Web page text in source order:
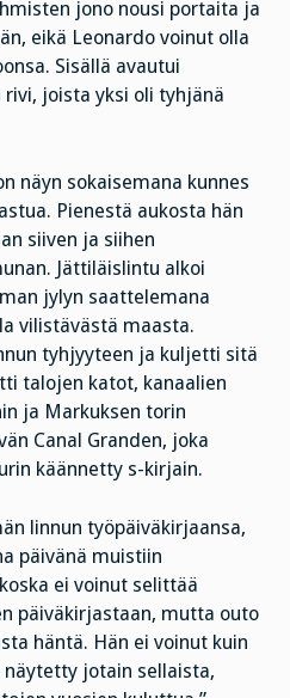
jono nousi portaita ja
eikä Leonardo voinut olla
Sisällä avautui
joista yksi oli tyhjänä
näyn sokaisemana kunnes
Pienestä aukosta hän
siiven ja siihen
Jättiläislintu alkoi
jylyn saattelemana
vilistävästä maasta.
tyhjyyteen ja kuljetti sitä
talojen katot, kanaalien
ja Markuksen torin
Canal Granden, joka
käännetty s-kirjain.
linnun työpäiväkirjaansa,
päivänä muistiin
ei voinut selittää
päiväkirjastaan, mutta outo
häntä. Hän ei voinut kuin
jotain sellaista,